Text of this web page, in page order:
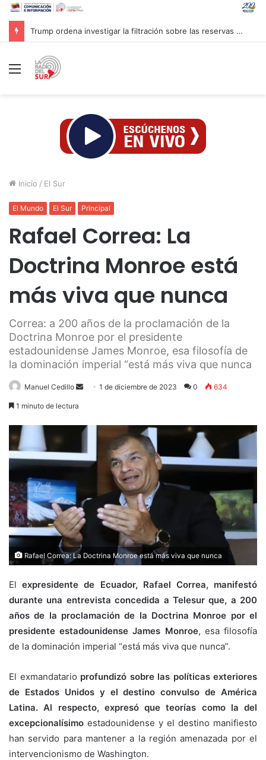
Trump ordena investigar la filtración sobre las reservas de municiones
Menú
Inicio / El Sur
El Mundo El Sur Principal
Rafael Correa: La
Doctrina Monroe está
más viva que nunca
Correa: a 200 años de la proclamación de la
Doctrina Monroe por el presidente
estadounidense James Monroe, esa filosofía de
la dominación imperial “está más viva que nunca
Manuel Cedillo
Send1 de diciembre de 2023 0 634
1 minuto de lectura
Rafael Correa: La Doctrina Monroe está más viva que nunca
Elexpresidente de Ecuador, Rafael Correa, manifestó
durante una entrevista concedida a Telesur que, a 200
años de la proclamación de la Doctrina Monroe por el
presidente estadounidense James Monroe, esa filosofía
de la dominación imperial “está más viva que nunca”.
El exmandatario profundizó sobre las políticas exteriores
de Estados Unidos y el destino convulso de América
Latina. Al respecto, expresó que teorías como la del
excepcionalísimo estadounidense y el destino manifiesto
han servido para mantener a la región amenazada por el
intervencionismo de Washington.